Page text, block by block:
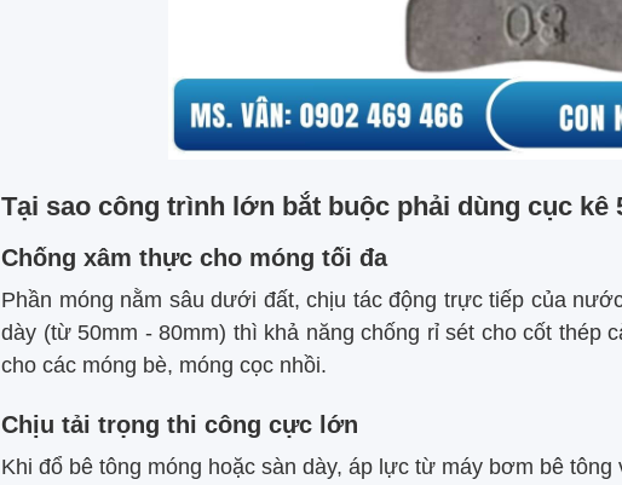
Tại sao công trình lớn bắt buộc phải dùng cục kê
Chống xâm thực cho móng tối đa
Phần móng nằm sâu dưới đất, chịu tác động trực tiếp của
dày (từ 50mm - 80mm) thì khả năng chống rỉ sét cho cốt thép
cho các móng bè, móng cọc nhồi.
Chịu tải trọng thi công cực lớn
Khi đổ bê tông móng hoặc sàn dày, áp lực từ máy bơm bê